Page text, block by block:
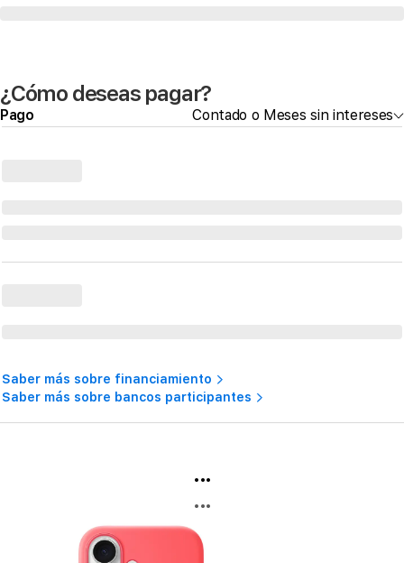
¿Cómo deseas pagar?
Pago Contado o Meses sin intereses
Saber más sobre financiamiento
Saber más sobre bancos participantes
...
...